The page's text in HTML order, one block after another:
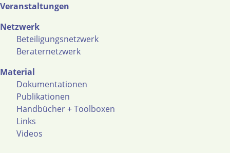
Veranstaltungen
Netzwerk
Beteiligungsnetzwerk
Beraternetzwerk
Material
Dokumentationen
Publikationen
Handbücher + Toolboxen
Links
Videos